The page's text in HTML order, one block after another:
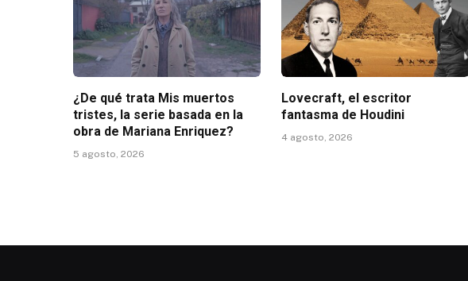
¿De qué trata Mis muertos
tristes, la serie basada en la
obra de Mariana Enriquez?
5 agosto, 2026
Lovecraft, el escritor
fantasma de Houdini
4 agosto, 2026